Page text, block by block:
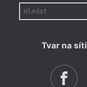
Tvar na síti